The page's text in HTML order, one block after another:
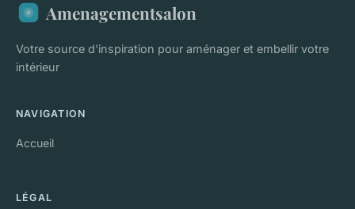
Amenagementsalon
Votre source d'inspiration pour aménager et embellir votre
intérieur
NAVIGATION
Accueil
LÉGAL